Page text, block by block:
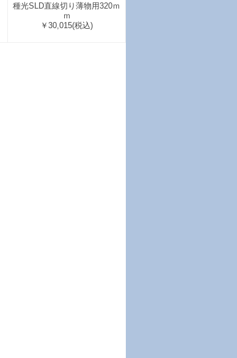
種光SLD直線切り薄物用320ｍ
ｍ
￥30,015(税込)